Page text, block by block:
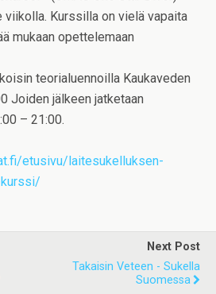
Kurssilla on vielä vapaita
mukaan opettelemaan
teorialuennoilla Kaukaveden
Joiden jälkeen jatketaan
– 21:00.
etusivu/laitesukelluksen-
Next Post
Takaisin Veteen - Sukella
Suomessa